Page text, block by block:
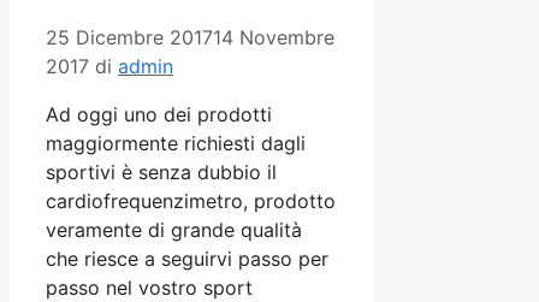
25 Dicembre 201714 Novembre
2017 di admin
Ad oggi uno dei prodotti
maggiormente richiesti dagli
sportivi è senza dubbio il
cardiofrequenzimetro, prodotto
veramente di grande qualità
che riesce a seguirvi passo per
passo nel vostro sport